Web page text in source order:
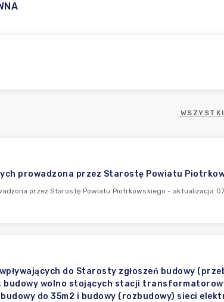
prowadzona przez Starostę Powiatu
przez Starostę Powiatu Piotrkowskiego - aktualizacja
do Starosty zgłoszeń budowy
budowy wolno stojących stacji
do 35m2 i budowy (rozbudowy) sieci